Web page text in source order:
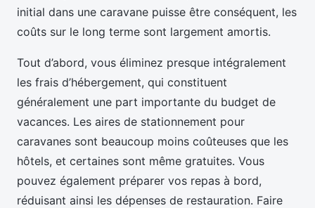
initial dans une caravane puisse être conséquent, les
coûts sur le long terme sont largement amortis.
Tout d’abord, vous éliminez presque intégralement
les frais d’hébergement, qui constituent
généralement une part importante du budget de
vacances. Les aires de stationnement pour
caravanes sont beaucoup moins coûteuses que les
hôtels, et certaines sont même gratuites. Vous
pouvez également préparer vos repas à bord,
réduisant ainsi les dépenses de restauration. Faire